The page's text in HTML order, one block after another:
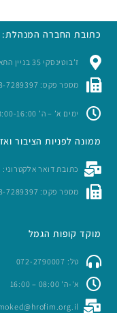
כתובת החברה המנהלת:
ז’בוטינסקי 35 בניין התאומים 2, ת.ד 94 רמת גן
מספר פקס: 03-7289397
ימים א’ – ה’ 8:00-16:00, ימים ו’- סגור
ממונה לפניות הציבור
כתובת דואר אלקטרוני: linor@k-rofim.co.il
מספר פקס: 03-7289397
מוקד קופות הגמל
טל: 072-2790007
א'-ה' 08:00 – 16:00